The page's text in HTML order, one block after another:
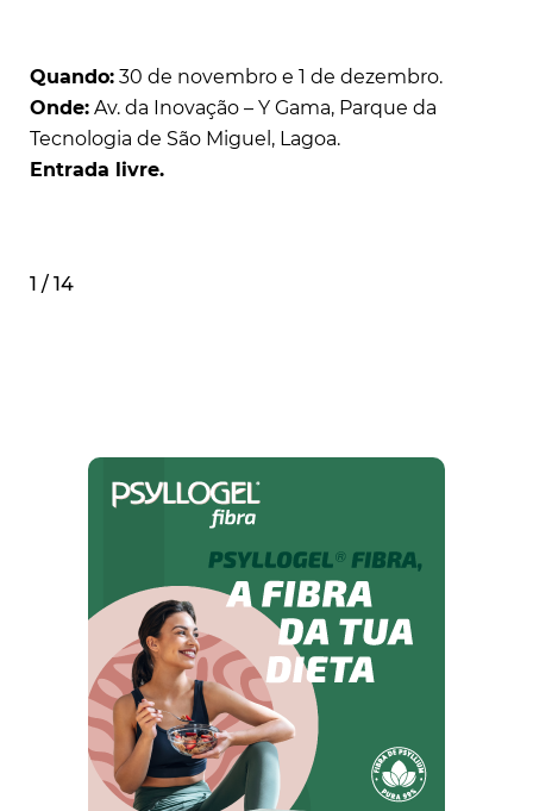
Quando: 30 de novembro e 1 de dezembro.
Onde: Av. da Inovação – Y Gama, Parque da
Tecnologia de São Miguel, Lagoa.
Entrada livre.
1 / 14